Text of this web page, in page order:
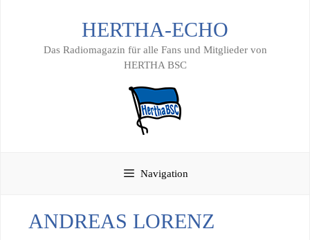
HERTHA-ECHO
Das Radiomagazin für alle Fans und Mitglieder von
HERTHA BSC
Navigation
ANDREAS LORENZ